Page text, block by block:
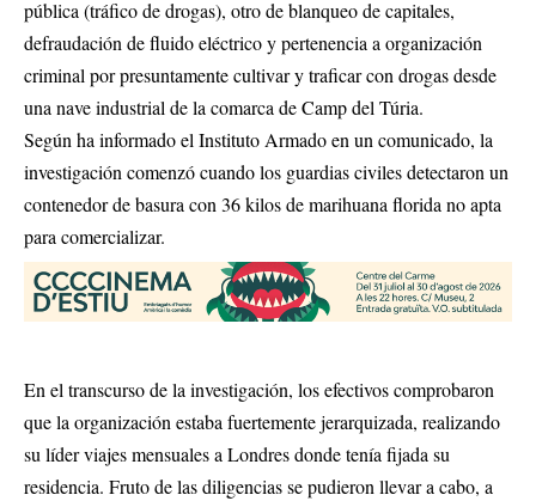
pública (tráfico de drogas), otro de blanqueo de capitales,
defraudación de fluido eléctrico y pertenencia a organización
criminal por presuntamente cultivar y traficar con drogas desde
una nave industrial de la comarca de Camp del Túria.
Según ha informado el Instituto Armado en un comunicado, la
investigación comenzó cuando los guardias civiles detectaron un
contenedor de basura con 36 kilos de marihuana florida no apta
para comercializar.
En el transcurso de la investigación, los efectivos comprobaron
que la organización estaba fuertemente jerarquizada, realizando
su líder viajes mensuales a Londres donde tenía fijada su
residencia. Fruto de las diligencias se pudieron llevar a cabo, a